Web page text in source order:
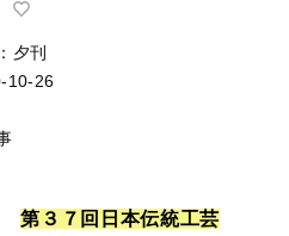
夕刊
10-26
第 ３ ７ 回 日 本伝統工芸